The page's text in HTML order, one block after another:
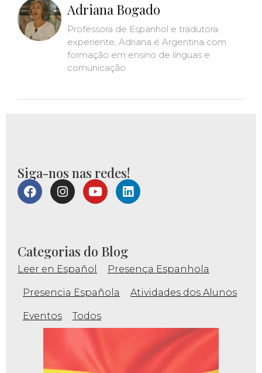
Adriana Bogado
Professora de Espanhol e tradutora
experiente, Adriana é Argentina com
formação em ensino de línguas e
comunicação
Siga-nos nas redes!
Categorias do Blog
Leer en Español Presença Espanhola
Presencia Española Atividades dos Alunos
Eventos Todos